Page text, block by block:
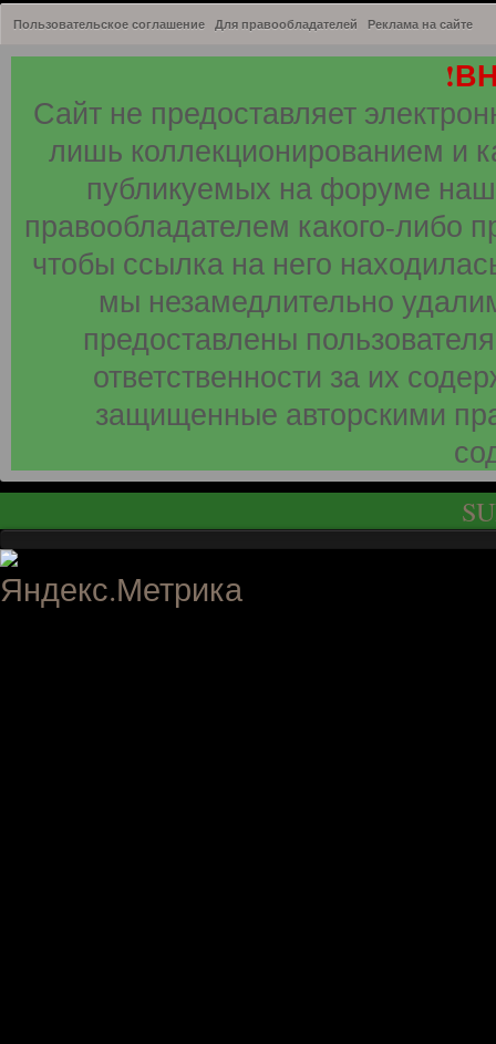
Пользовательское соглашение Для правообладателей Реклама на сайте
Сайт не предоставляет
лишь коллекционированием и
публикуемых на форуме
правообладателем какого-либо
чтобы ссылка на него
мы незамедлительно
предоставлены
ответственности за их
защищенные авторскими